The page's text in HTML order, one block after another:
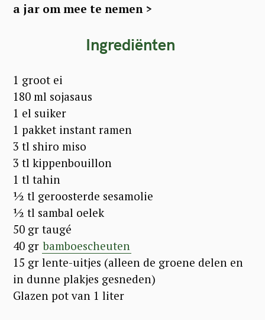
a jar om mee te nemen >
Ingrediënten
1 groot ei
180 ml sojasaus
1 el suiker
1 pakket instant ramen
3 tl shiro miso
3 tl kippenbouillon
1 tl tahin
½ tl geroosterde sesamolie
½ tl sambal oelek
50 gr taugé
40 gr bamboescheuten
15 gr lente-uitjes (alleen de groene delen en
in dunne plakjes gesneden)
Glazen pot van 1 liter